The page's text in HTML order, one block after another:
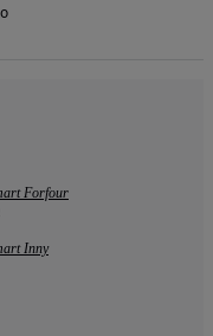
Forfour
Inny